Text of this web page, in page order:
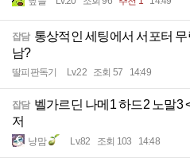
잡담 통상적인 세팅에서 서포터 무
남?
딸피판독기 Lv.22 조회 57 14:49
잡담 벨가르딘 나메1 하드2 노말3
저
냥맘 Lv.82 조회 103 14:48